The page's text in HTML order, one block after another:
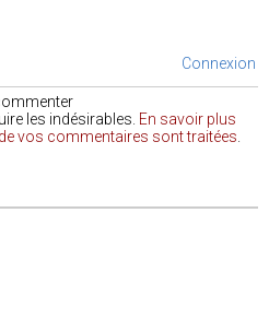
Connexion
les indésirables. En savoir plus
vos commentaires sont traitées